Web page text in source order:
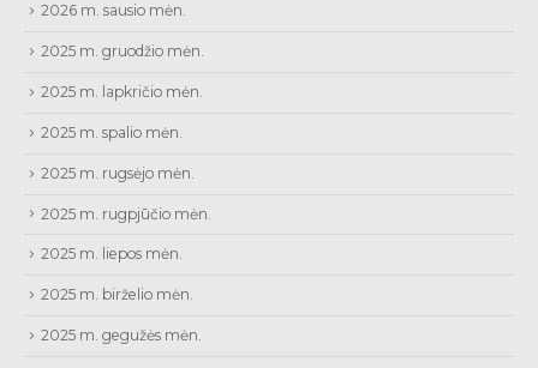
2026 m. sausio mėn.
2025 m. gruodžio mėn.
2025 m. lapkričio mėn.
2025 m. spalio mėn.
2025 m. rugsėjo mėn.
2025 m. rugpjūčio mėn.
2025 m. liepos mėn.
2025 m. birželio mėn.
2025 m. gegužės mėn.